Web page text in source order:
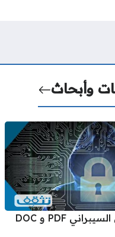
وأبحاث
بحث عن اهمية الامن السيبراني PDF و DOC